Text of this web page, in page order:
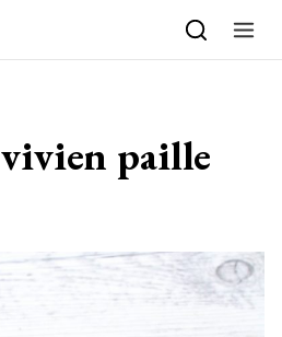
vivien paille